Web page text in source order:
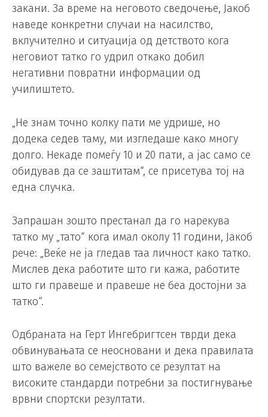
закани. За време на неговото сведочење, Јакоб
наведе конкретни случаи на насилство,
вклучително и ситуација од детството кога
неговиот татко го удрил откако добил
негативни повратни информации од
училиштето.
„Не знам точно колку пати ме удрише, но
додека седев таму, ми изгледаше како многу
долго. Некаде помеѓу 10 и 20 пати, а јас само се
обидував да се заштитам“, се присетува тој на
една случка.
Запрашан зошто престанал да го нарекува
татко му „тато“ кога имал околу 11 години, Јакоб
рече: „Веќе не ја гледав таа личност како татко.
Мислев дека работите што ги кажа, работите
што ги правеше и правеше не беа достојни за
татко“.
Одбраната на Герт Ингебригтсен тврди дека
обвинувањата се неосновани и дека правилата
што важеле во семејството се резултат на
високите стандарди потребни за постигнување
врвни спортски резултати.